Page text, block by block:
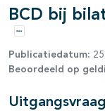
open- en
open- en
BCD bij
Opties
Publicatiedatum:
Beoordeeld op
Uitgangsvraag